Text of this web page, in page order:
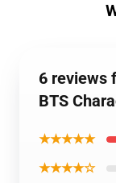
6 reviews
BTS
★★★★★
★★★★☆